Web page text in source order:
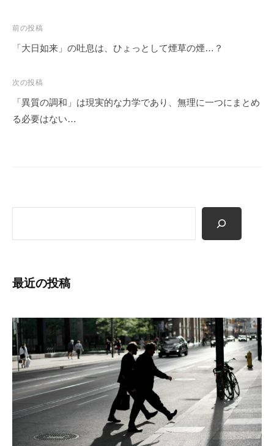
投
稿
ビ
ゲ
ー
前の投稿
「大日如来」の吐息は、ひょっとして煙草の煙…？
次の投稿
「異質の調和」は現実的な力学であり、無理に一つにまとめ
る必要はない…
最近の投稿